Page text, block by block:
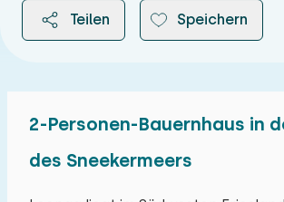
Teilen Speichern
2-Personen-Bauernhaus in
des Sneekermeers
August 2026